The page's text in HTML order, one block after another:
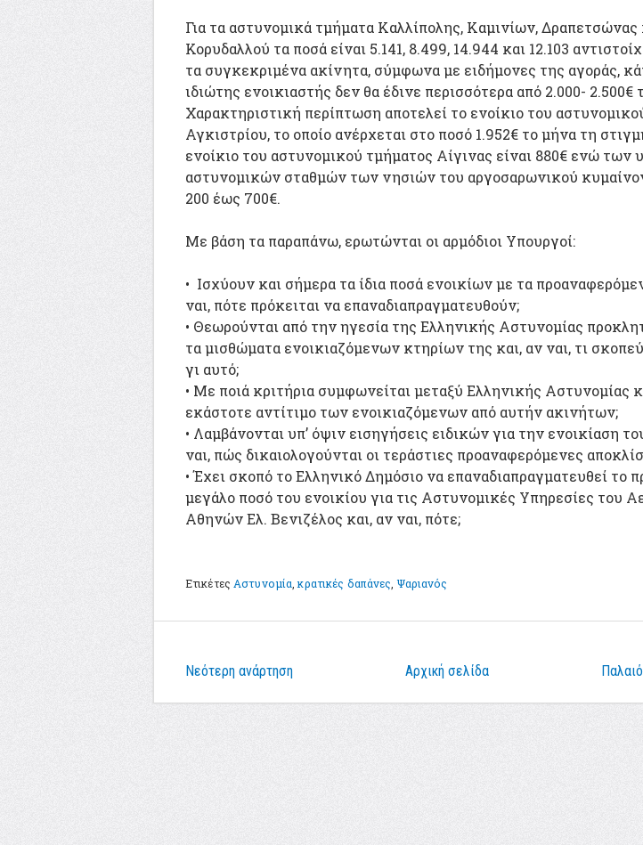
Για τα αστυνομικά τμήματα Καλλίπολης, Καμινίων, Δραπετσώνας
Κορυδαλλού τα ποσά είναι 5.141, 8.499, 14.944 και 12.103
τα συγκεκριμένα ακίνητα, σύμφωνα με ειδήμονες της αγοράς,
ιδιώτης ενοικιαστής δεν θα έδινε περισσότερα από 2.000- 2.500€
Χαρακτηριστική περίπτωση αποτελεί το ενοίκιο του
Αγκιστρίου, το οποίο ανέρχεται στο ποσό 1.952€ το μήνα τη
ενοίκιο του αστυνομικού τμήματος Αίγινας είναι 880€ ενώ των
αστυνομικών σταθμών των νησιών του αργοσαρωνικού
200 έως 700€.
Με βάση τα παραπάνω, ερωτώνται οι αρμόδιοι Υπουργοί:
• Ισχύουν και σήμερα τα ίδια ποσά ενοικίων με τα
ναι, πότε πρόκειται να επαναδιαπραγματευθούν;
• Θεωρούνται από την ηγεσία της Ελληνικής Αστυνομίας
τα μισθώματα ενοικιαζόμενων κτηρίων της και, αν ναι, τι
γι αυτό;
• Με ποιά κριτήρια συμφωνείται μεταξύ Ελληνικής Αστυνομίας
εκάστοτε αντίτιμο των ενοικιαζόμενων από αυτήν ακινήτων;
• Λαμβάνονται υπ’ όψιν εισηγήσεις ειδικών για την ενοικίαση
ναι, πώς δικαιολογούνται οι τεράστιες προαναφερόμενες
• Έχει σκοπό το Ελληνικό Δημόσιο να επαναδιαπραγματευθεί το
μεγάλο ποσό του ενοικίου για τις Αστυνομικές Υπηρεσίες του
Αθηνών Ελ. Βενιζέλος και, αν ναι, πότε;
Ετικέτες Αστυνομία ,κρατικές δαπάνες ,Ψαριανός
Νεότερη ανάρτηση Αρχική σελίδα